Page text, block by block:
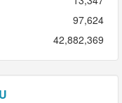
97,624
42,882,369